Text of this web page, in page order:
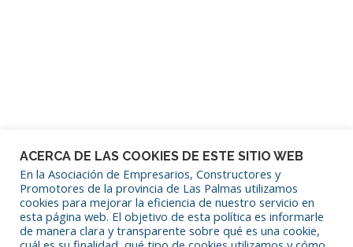
SÍGUENOS EN REDES SOCIALES
ACERCA DE LAS COOKIES DE ESTE SITIO WEB
En la Asociación de Empresarios, Constructores y
Promotores de la provincia de Las Palmas utilizamos
cookies para mejorar la eficiencia de nuestro servicio en
esta página web. El objetivo de esta política es informarle
de manera clara y transparente sobre qué es una cookie,